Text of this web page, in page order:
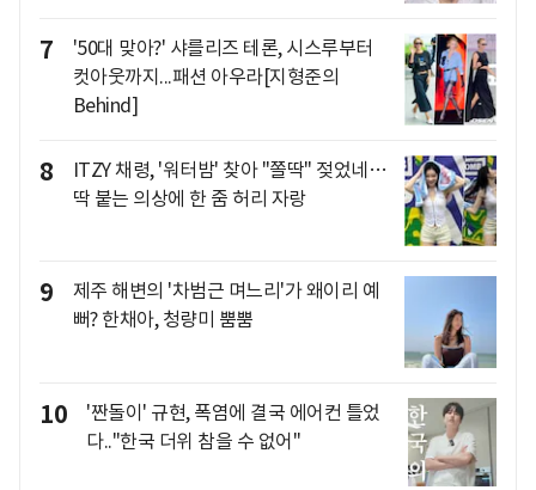
7
'50대 맞아?' 샤를리즈 테론, 시스루부터
컷아웃까지...패션 아우라[지형준의
Behind]
8
ITZY 채령, '워터밤' 찾아 "쫄딱" 젖었네…
딱 붙는 의상에 한 줌 허리 자랑
9
제주 해변의 '차범근 며느리'가 왜이리 예
뻐? 한채아, 청량미 뿜뿜
10
'짠돌이' 규현, 폭염에 결국 에어컨 틀었
다.."한국 더위 참을 수 없어"